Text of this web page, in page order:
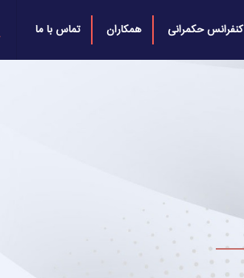
کنفرانس حکمرانی همکاران تماس با ما